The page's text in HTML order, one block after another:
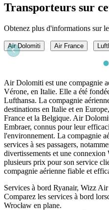
Transporteurs sur
Obtenez plus d'informations sur
Air Dolomiti Air France
Air Dolomiti est une compagnie
Vérone, en Italie. Elle a été
Lufthansa. La compagnie
destinations en Italie et en
France et la Belgique. Air
Embraer, connus pour leur
l'environnement. La compagnie
services à ses passagers,
divertissements et une
plusieurs prix pour son service
compagnie aérienne fiable et
Services à bord Ryanair, Wizz
Comparez les services à bord
Wrocław en plane.